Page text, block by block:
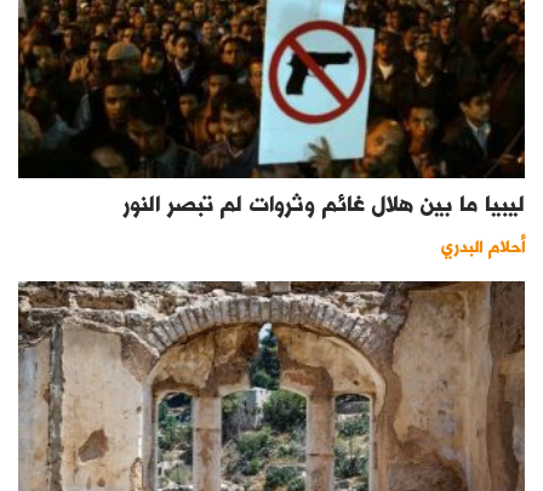
ليبيا ما بين هلال غائم وثروات لم تبصر النور
أحلام البدري